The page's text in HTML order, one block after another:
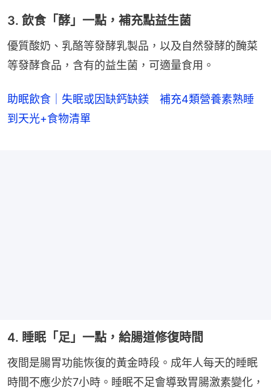
3. 飲食「酵」一點，補充點益生菌
優質酸奶、乳酪等發酵乳製品，以及自然發酵的醃菜
等發酵食品，含有的益生菌，可適量食用。
助眠飲食｜失眠或因缺鈣缺鎂 補充4類營養素熟睡
到天光+食物清單
4. 睡眠「足」一點，給腸道修復時間
夜間是腸胃功能恢復的黃金時段。成年人每天的睡眠
時間不應少於7小時。睡眠不足會導致胃腸激素變化，